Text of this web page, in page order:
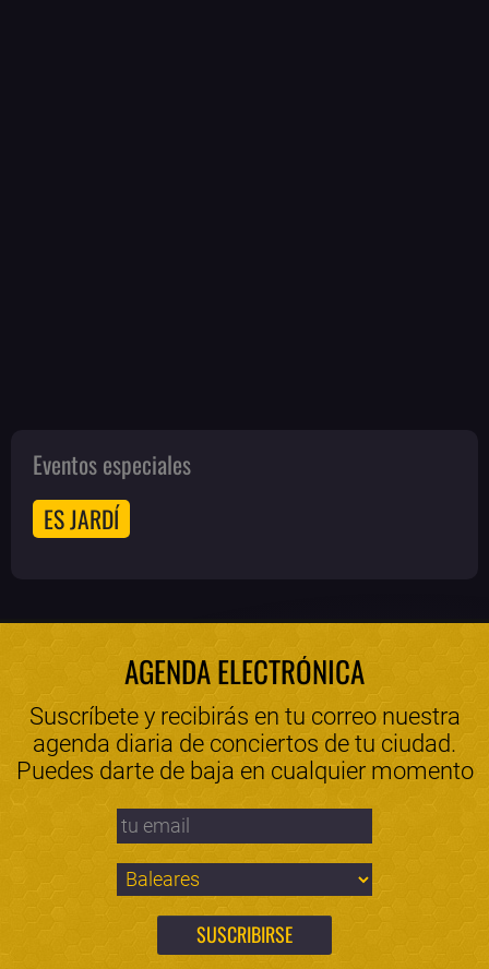
Eventos especiales
ES JARDÍ
AGENDA ELECTRÓNICA
Suscríbete y recibirás en tu correo nuestra
agenda diaria de conciertos de tu ciudad.
Puedes darte de baja en cualquier momento